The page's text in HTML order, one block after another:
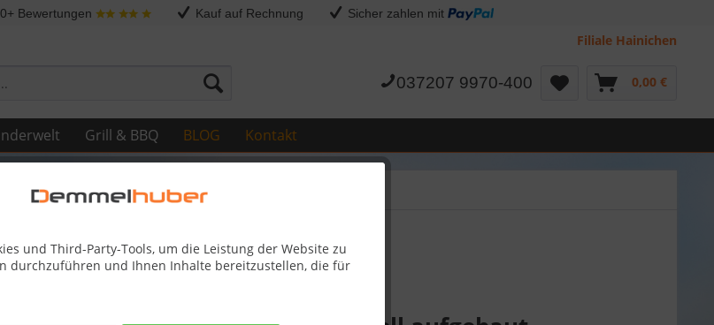
Bewertungen Kauf auf Rechnung Sicher zahlen mit
Filiale Hainichen
037207 9970-400 0,00 €
Grill & BBQ BLOG Kontakt
und Third-Party-Tools, um die Leistung der Website zu
durchzuführen und Ihnen Inhalte bereitzustellen, die für